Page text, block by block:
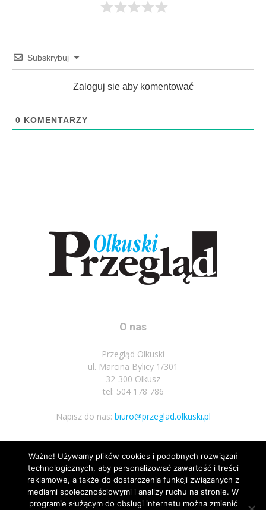
Subskrybuj
Zaloguj sie aby komentować
0 KOMENTARZY
O nas
Przegląd Olkuski
ul. Marcina Bylicy 1/301
32-300 Olkusz
tel: 504 178 786
Napisz do nas: biuro@przeglad.olkuski.pl
Podążaj za nami
Ważne! Używamy plików cookies i podobnych rozwiązań
technologicznych, aby personalizować zawartość i treści
reklamowe, a także do dostarczenia funkcji związanych z
mediami społecznościowymi i analizy ruchu na stronie. W
programie służącym do obsługi internetu można zmienić